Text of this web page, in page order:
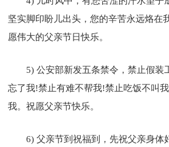
坚实脚印盼儿出头，您的辛苦永远烙在
愿伟大的父亲节日快乐。
5) 公安部新发五条禁令，禁止假装
忘了我!禁止有难不帮我!禁止吃饭不叫
我。祝愿父亲节快乐。
6) 父亲节到祝福到，先祝父亲身体